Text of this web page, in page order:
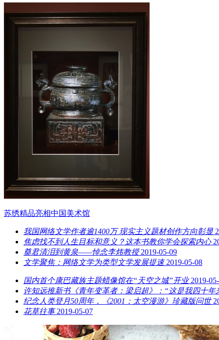
苏绣精品亮相中国美术馆
我国网络文学作者逾1400万 现实主义题材创作方向彰显
焦虑找不到人生目标和意义？这本书教你学会探索内心
奠君清泪到黄泉——悼念李炜教授 2019-05-09
文学聚焦：网络文学为类型文学发展提速 2019-05-08
国内首个康巴藏族主题蜡像馆在“天空之城”开业 2019-
许知远推新书《青年变革者：梁启超》：“这是我四十年
纪念人类登月50周年，《2001：太空漫游》珍藏版问世
花草往事 2019-05-07